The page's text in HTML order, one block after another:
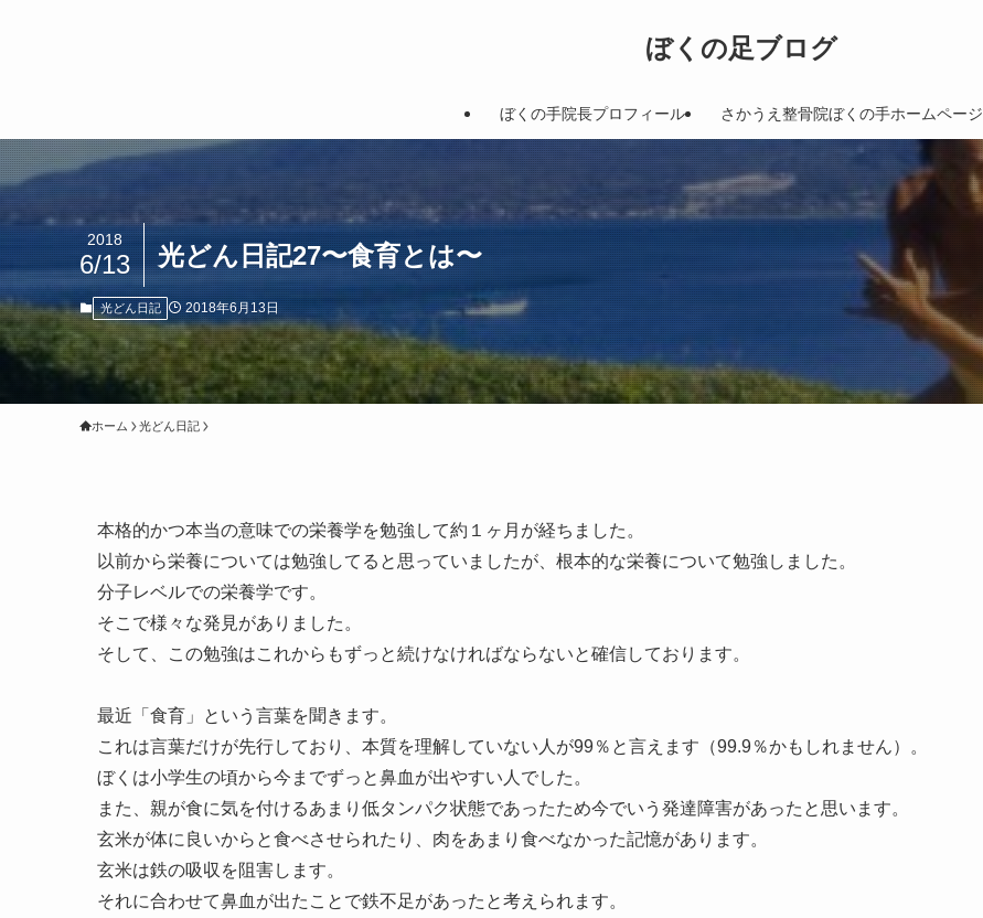
ぼくの足ブログ
ぼくの手院長プロフィール さかうえ整骨院ぼくの手ホームページ
光どん日記27〜食育とは〜
2018
6/13
光どん日記 2018年6月13日
ホーム 光どん日記
本格的かつ本当の意味での栄養学を勉強して約１ヶ月が経ちました。
以前から栄養については勉強してると思っていましたが、根本的な栄養について勉強しました。
分子レベルでの栄養学です。
そこで様々な発見がありました。
そして、この勉強はこれからもずっと続けなければならないと確信しております。
最近「食育」という言葉を聞きます。
これは言葉だけが先行しており、本質を理解していない人が99％と言えます（99.9％かもしれません）。
ぼくは小学生の頃から今までずっと鼻血が出やすい人でした。
また、親が食に気を付けるあまり低タンパク状態であったため今でいう発達障害があったと思います。
玄米が体に良いからと食べさせられたり、肉をあまり食べなかった記憶があります。
玄米は鉄の吸収を阻害します。
それに合わせて鼻血が出たことで鉄不足があったと考えられます。